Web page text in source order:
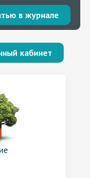
в журнале
кабинет